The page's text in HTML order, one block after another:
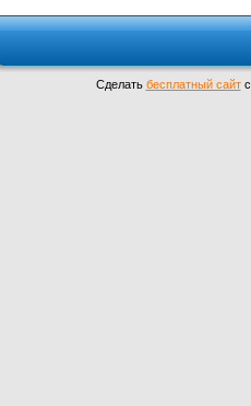
Сделать бесплатный сайтс